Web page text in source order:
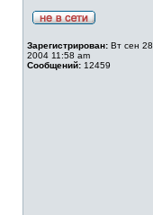
Зарегистрирован: Вт сен 28,
2004 11:58 am
Сообщений: 12459